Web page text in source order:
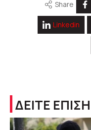
Share
Linkedin
ΔΕΙΤΕ